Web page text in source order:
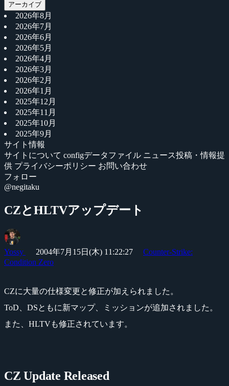
アーカイブ
2026年8月
2026年7月
2026年6月
2026年5月
2026年4月
2026年3月
2026年2月
2026年1月
2025年12月
2025年11月
2025年10月
2025年9月
サイト情報
サイトについて configデータファイル ニュース投稿・情報提
供 プライバシーポリシー お問い合わせ
フォロー
@negitaku
CZとHLTVアップデート
Yossy 2004年7月15日(木) 11:22:27
Counter-Strike:
Condition Zero
CZに大量の仕様変更と修正が加えられました。
ToD、DSともに新マップ、ミッションが追加されました。
また、HLTVも修正されています。
CZ Update Released